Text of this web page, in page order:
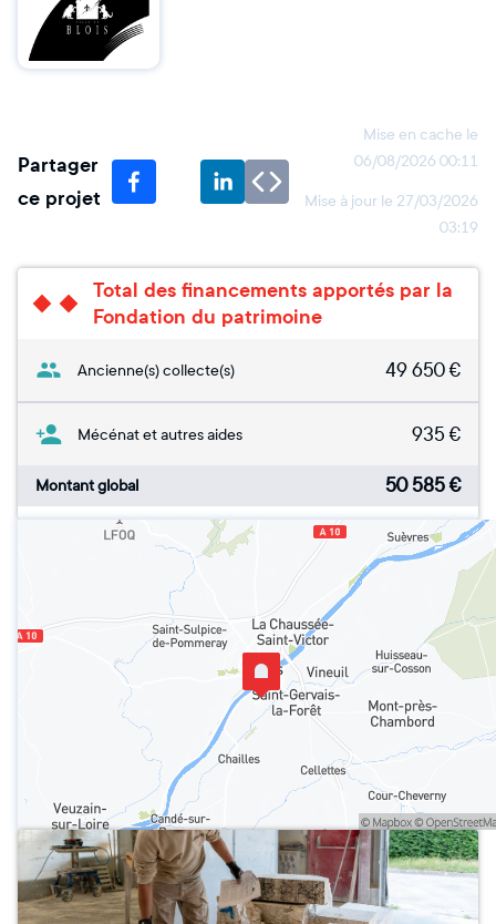
Partager
ce projet
Mise en cache le
06/08/2026 00:11
Mise à jour le 27/03/2026
03:19
Total des financements apportés par la
Fondation du patrimoine
Ancienne(s) collecte(s) 49 650€
Mécénat et autres aides 935 €
Montant global 50 585€